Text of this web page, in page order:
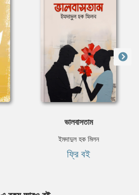
ভালবাসতাম
ইমদাদুল হক মিলন
ফ্রি বই